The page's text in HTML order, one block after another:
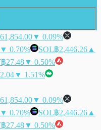
▼ 0.09%
▼ 0.70% SOL฿2,446.26 ▲
฿27.48▼ 0.50%
▼ 1.51%
▼ 0.09%
▼ 0.70% SOL฿2,446.26 ▲
฿27.48▼ 0.50%